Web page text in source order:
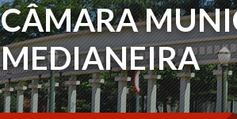
CÂMARA
MEDIANEIRA